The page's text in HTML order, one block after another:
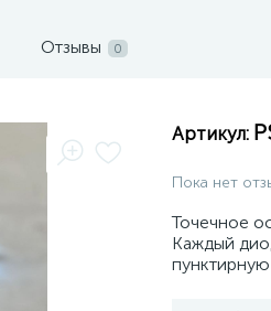
Отзывы 0
Артикул:
Пока нет
Точечное
Каждый